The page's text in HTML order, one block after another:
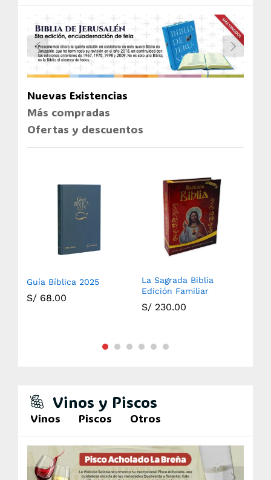
Nuevas Existencias
Más compradas
Ofertas y descuentos
Guía Bíblica 2025
S/ 68.00
La Sagrada Biblia
Edición Familiar
S/ 230.00
Vinos y Piscos
Vinos Piscos Otros